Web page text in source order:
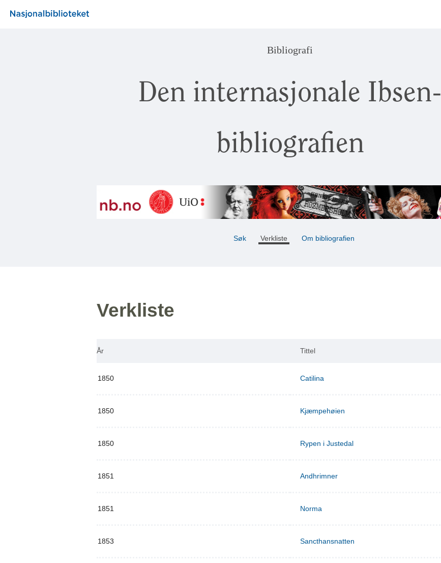
Bibliografi
Den internasjonale Ibsen-
bibliografien
Søk Verkliste Om bibliografien
Verkliste
År Tittel
1850 Catilina
1850 Kjæmpehøien
1850 Rypen i Justedal
1851 Andhrimner
1851 Norma
1853 Sancthansnatten